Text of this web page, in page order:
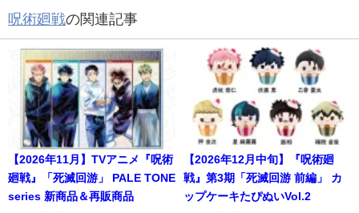
呪術廻戦の関連記事
【2026年11月】TVアニメ『呪術
廻戦』「死滅回游」 PALE TONE
series 新商品＆再販商品
【2026年12月中旬】『呪術廻
戦』第3期「死滅回游 前編」 カ
ップケーキたぴぬいVol.2